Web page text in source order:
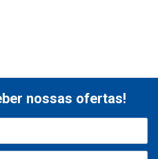
nossas ofertas!